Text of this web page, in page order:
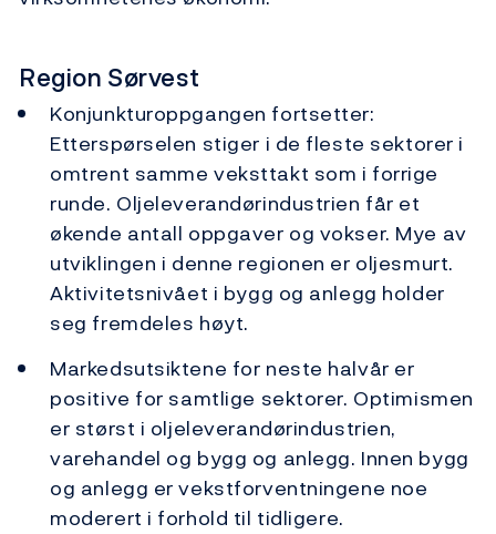
Region Sørvest
Konjunkturoppgangen fortsetter:
Etterspørselen stiger i de fleste sektorer i
omtrent samme veksttakt som i forrige
runde. Oljeleverandørindustrien får et
økende antall oppgaver og vokser. Mye av
utviklingen i denne regionen er oljesmurt.
Aktivitetsnivået i bygg og anlegg holder
seg fremdeles høyt.
Markedsutsiktene for neste halvår er
positive for samtlige sektorer. Optimismen
er størst i oljeleverandørindustrien,
varehandel og bygg og anlegg. Innen bygg
og anlegg er vekstforventningene noe
moderert i forhold til tidligere.